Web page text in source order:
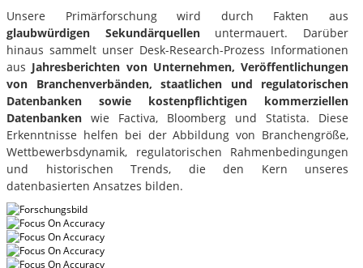
Unsere Primärforschung wird durch Fakten aus
glaubwürdigen Sekundärquellenuntermauert. Darüber
hinaus sammelt unser Desk-Research-Prozess Informationen
aus Jahresberichten von Unternehmen, Veröffentlichungen
von Branchenverbänden, staatlichen und regulatorischen
Datenbanken sowie kostenpflichtigen kommerziellen
Datenbanken wie Factiva, Bloomberg und Statista. Diese
Erkenntnisse helfen bei der Abbildung von Branchengröße,
Wettbewerbsdynamik, regulatorischen Rahmenbedingungen
und historischen Trends, die den Kern unseres
datenbasierten Ansatzes bilden.